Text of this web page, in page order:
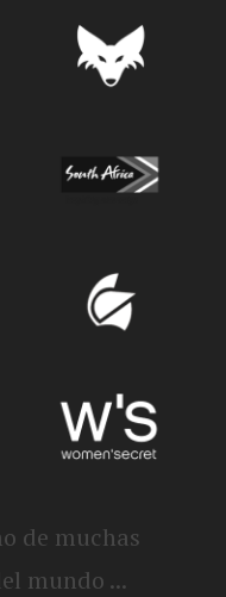
de muchas
mundo ...